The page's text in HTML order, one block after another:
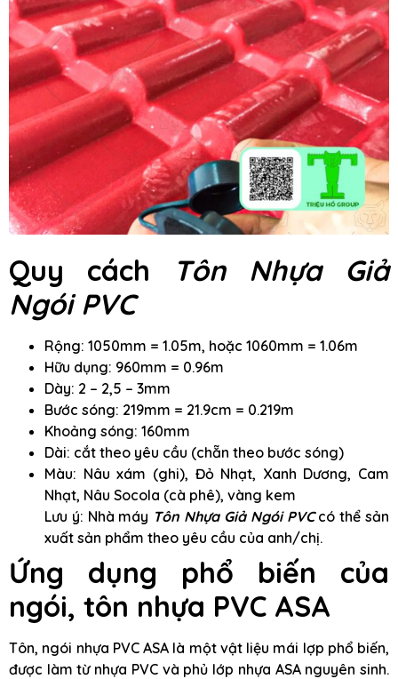
Quy cách
Tôn Nhựa Giả
Ngói PVC
Rộng: 1050mm = 1.05m, hoặc 1060mm = 1.06m
Hữu dụng: 960mm = 0.96m
Dày: 2 – 2,5 – 3mm
Bước sóng: 219mm = 21.9cm = 0.219m
Khoảng sóng: 160mm
Dài: cắt theo yêu cầu (chẵn theo bước sóng)
Màu: Nâu xám (ghi), Đỏ Nhạt, Xanh Dương, Cam
Nhạt, Nâu Socola (cà phê), vàng kem
Lưu ý: Nhà máy Tôn Nhựa Giả Ngói PVC có thể sản
xuất sản phẩm theo yêu cầu của anh/chị.
Ứng dụng phổ biến của
ngói, tôn nhựa PVC ASA
Tôn, ngói nhựa PVC ASA là một vật liệu mái lợp phổ biến,
được làm từ nhựa PVC và phủ lớp nhựa ASA nguyên sinh.